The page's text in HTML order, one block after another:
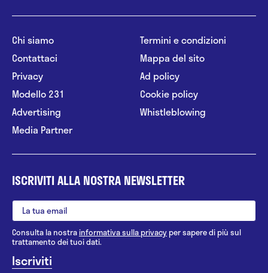
Chi siamo
Contattaci
Privacy
Modello 231
Advertising
Media Partner
Termini e condizioni
Mappa del sito
Ad policy
Cookie policy
Whistleblowing
ISCRIVITI ALLA NOSTRA NEWSLETTER
Consulta la nostrainformativa sulla privacy per sapere di più sul
trattamento dei tuoi dati.